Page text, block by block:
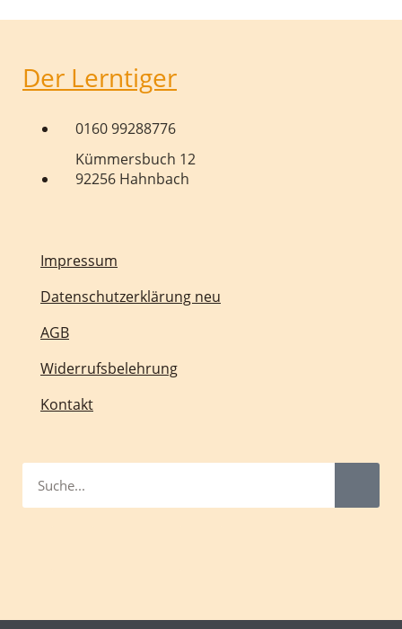
Der Lerntiger
0160 99288776
Kümmersbuch 12
92256 Hahnbach
Impressum
Datenschutzerklärung neu
AGB
Widerrufsbelehrung
Kontakt